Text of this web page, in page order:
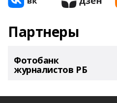
Партнеры
Фотобанк
журналистов РБ